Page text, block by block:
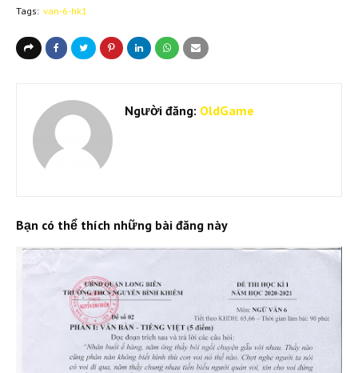
Tags: van-6-hk1
Người đăng: OldGame
Bạn có thể thích những bài đăng này